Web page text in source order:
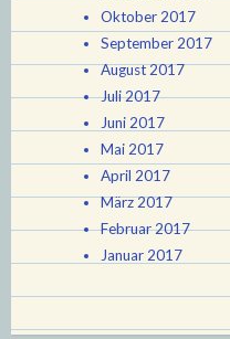
Oktober 2017
September 2017
August 2017
Juli 2017
Juni 2017
Mai 2017
April 2017
März 2017
Februar 2017
Januar 2017